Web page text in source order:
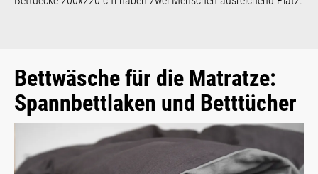
Bettwäsche für die Matratze:
Spannbettlaken und Betttücher